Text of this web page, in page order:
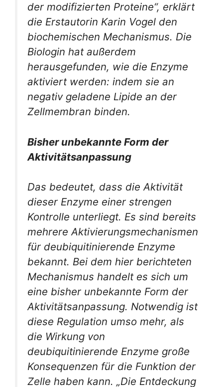
der modifizierten Proteine“, erklärt
die Erstautorin Karin Vogel den
biochemischen Mechanismus. Die
Biologin hat außerdem
herausgefunden, wie die Enzyme
aktiviert werden: indem sie an
negativ geladene Lipide an der
Zellmembran binden.
Bisher unbekannte Form der
Aktivitätsanpassung
Das bedeutet, dass die Aktivität
dieser Enzyme einer strengen
Kontrolle unterliegt. Es sind bereits
mehrere Aktivierungsmechanismen
für deubiquitinierende Enzyme
bekannt. Bei dem hier berichteten
Mechanismus handelt es sich um
eine bisher unbekannte Form der
Aktivitätsanpassung. Notwendig ist
diese Regulation umso mehr, als
die Wirkung von
deubiquitinierende Enzyme große
Konsequenzen für die Funktion der
Zelle haben kann. „Die Entdeckung